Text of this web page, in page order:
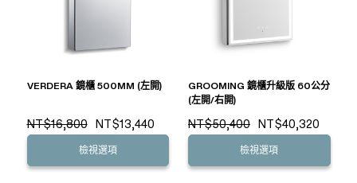
VERDERA 鏡櫃 500MM (左開)
NT$16,800 NT$13,440
檢視選項
GROOMING 鏡櫃升級版 60公分
(左開/右開)
NT$50,400 NT$40,320
檢視選項